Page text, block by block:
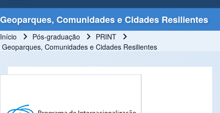
Geoparques, Comunidades e Cidades Resilientes
Trilha de navegação
Início Pós-graduação
PRINT
Geoparques, Comunidades e Cidades Resilientes